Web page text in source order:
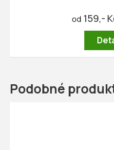
od 159,-